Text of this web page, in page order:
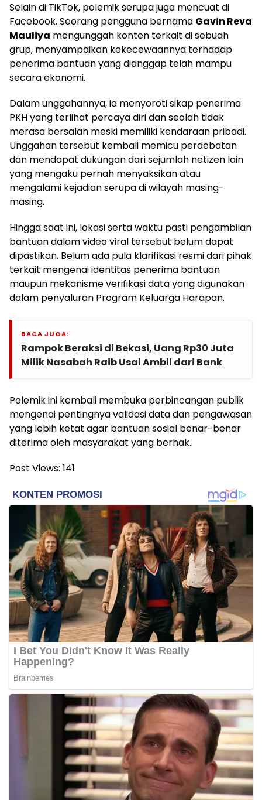
Selain di TikTok, polemik serupa juga mencuat di
Facebook. Seorang pengguna bernama Gavin Reva
Mauliya mengunggah konten terkait di sebuah
grup, menyampaikan kekecewaannya terhadap
penerima bantuan yang dianggap telah mampu
secara ekonomi.
Dalam unggahannya, ia menyoroti sikap penerima
PKH yang terlihat percaya diri dan seolah tidak
merasa bersalah meski memiliki kendaraan pribadi.
Unggahan tersebut kembali memicu perdebatan
dan mendapat dukungan dari sejumlah netizen lain
yang mengaku pernah menyaksikan atau
mengalami kejadian serupa di wilayah masing-
masing.
Hingga saat ini, lokasi serta waktu pasti pengambilan
bantuan dalam video viral tersebut belum dapat
dipastikan. Belum ada pula klarifikasi resmi dari pihak
terkait mengenai identitas penerima bantuan
maupun mekanisme verifikasi data yang digunakan
dalam penyaluran Program Keluarga Harapan.
BACA JUGA:
Rampok Beraksi di Bekasi, Uang Rp30 Juta
Milik Nasabah Raib Usai Ambil dari Bank
Polemik ini kembali membuka perbincangan publik
mengenai pentingnya validasi data dan pengawasan
yang lebih ketat agar bantuan sosial benar-benar
diterima oleh masyarakat yang berhak.
Post Views: 141